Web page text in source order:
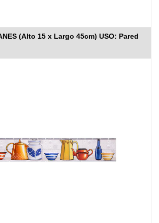
(Alto 15 x Largo 45cm) USO: Pared